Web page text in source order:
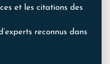
et les citations des
reconnus dans